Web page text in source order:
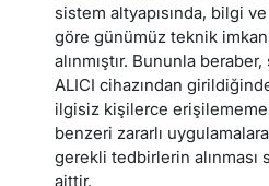
sistem altyapısında, bilgi
göre günümüz teknik
alınmıştır. Bununla
ALICI cihazından
ilgisiz kişilerce
benzeri zararlı
gerekli tedbirlerin alınması
aittir.